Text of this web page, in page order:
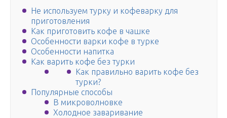
Не используем турку и кофеварку для
приготовления
Как приготовить кофе в чашке
Особенности варки кофе в турке
Особенности напитка
Как варить кофе без турки
Как правильно варить кофе без
турки?
Популярные способы
В микроволновке
Холодное заваривание